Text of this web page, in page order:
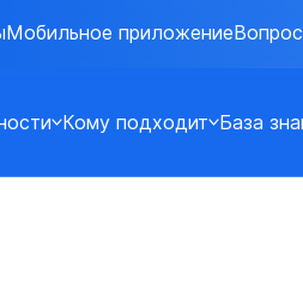
Мобильное приложение
Кому подходит База